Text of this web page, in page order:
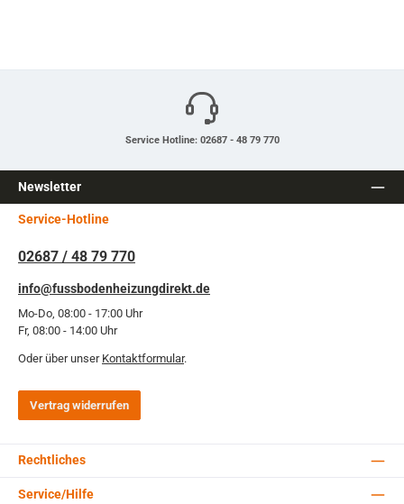
Service Hotline: 02687 - 48 79 770
Newsletter
Service-Hotline
02687 / 48 79 770
info@fussbodenheizungdirekt.de
Mo-Do, 08:00 - 17:00 Uhr
Fr, 08:00 - 14:00 Uhr
Oder über unser Kontaktformular.
Vertrag widerrufen
Rechtliches
Service/Hilfe